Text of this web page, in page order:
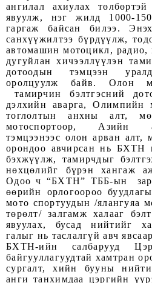
ангилал ахиулах төлбөртэй
явуулж, нэг жилд 1000-
гаргаж байсан билээ.
санхүүжилтээ бүрдүүлж,
автомашин мотоцикл,
дугуйлан хичээллүүлэн
дотоодын тэмцээн
оролцуулж байв. Олон
тамирчин бэлтгэсний
дэлхийн аварга, Олимпийн
тоглолтын анхны алт,
мотоспортоор, Азийн
тэмцээнээс олон арван алт,
орондоо авчирсан нь БХТН
бэхжүүлж, тамирчдыг
нөхцөлийг бүрэн хангаж
Одоо ч “БХТН” ТББ-ын
өөрийн орлогоороо
мото спортуудын /ялангуяа
төрөлт/ залгамж халааг
явуулах, бусад нийтийг
галыг нь таслалгүй авч
БХТН-ийн салбарууд
байгууллагуудтай хамтран
сургалт, хийн бууны
анги танхимдаа цэргийн